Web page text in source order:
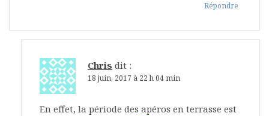
Répondre
Chris dit :
18 juin, 2017 à 22 h 04 min
En effet, la période des apéros en terrasse est